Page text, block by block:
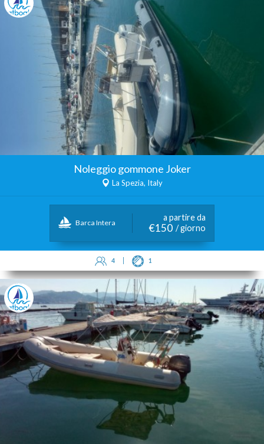
Noleggio gommone Joker
La Spezia, Italy
Barca Intera
a partire da
€150 / giorno
4 1